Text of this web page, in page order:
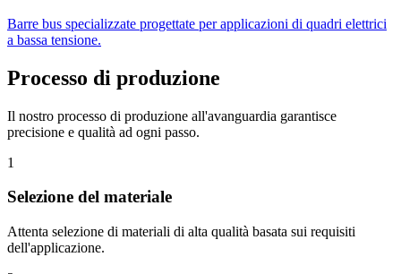
Barre bus specializzate progettate per applicazioni di quadri elettrici
a bassa tensione.
Processo di produzione
Il nostro processo di produzione all'avanguardia garantisce
precisione e qualità ad ogni passo.
1
Selezione del materiale
Attenta selezione di materiali di alta qualità basata sui requisiti
dell'applicazione.